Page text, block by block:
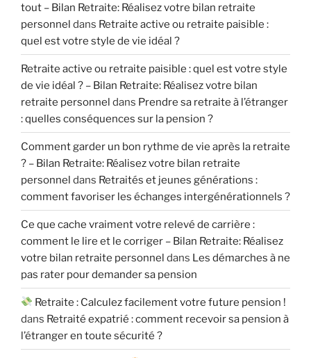
tout – Bilan Retraite: Réalisez votre bilan retraite
personnel dans Retraite active ou retraite paisible :
quel est votre style de vie idéal ?
Retraite active ou retraite paisible : quel est votre style
de vie idéal ? – Bilan Retraite: Réalisez votre bilan
retraite personnel dans Prendre sa retraite à l’étranger
: quelles conséquences sur la pension ?
Comment garder un bon rythme de vie après la retraite
? – Bilan Retraite: Réalisez votre bilan retraite
personnel dans Retraités et jeunes générations :
comment favoriser les échanges intergénérationnels ?
Ce que cache vraiment votre relevé de carrière :
comment le lire et le corriger – Bilan Retraite: Réalisez
votre bilan retraite personnel dans Les démarches à ne
pas rater pour demander sa pension
Retraite : Calculez facilement votre future pension !
dans Retraité expatrié : comment recevoir sa pension à
l’étranger en toute sécurité ?